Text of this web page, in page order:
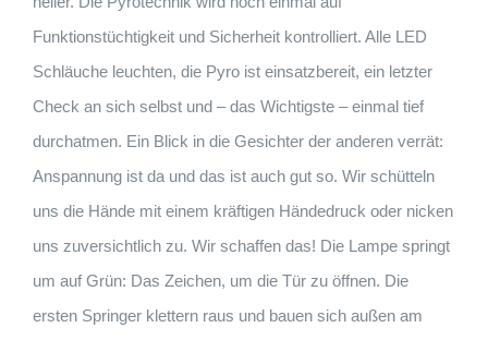
Funktionstüchtigkeit und Sicherheit kontrolliert. Alle LED
Schläuche leuchten, die Pyro ist einsatzbereit, ein letzter
Check an sich selbst und – das Wichtigste – einmal tief
durchatmen. Ein Blick in die Gesichter der anderen verrät:
Anspannung ist da und das ist auch gut so. Wir schütteln
uns die Hände mit einem kräftigen Händedruck oder nicken
uns zuversichtlich zu. Wir schaffen das! Die Lampe springt
um auf Grün: Das Zeichen, um die Tür zu öffnen. Die
ersten Springer klettern raus und bauen sich außen am